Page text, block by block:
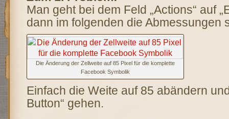
Man geht bei dem Feld „Actions“ auf
dann im folgenden die Abmessungen
Die Änderung der Zellweite auf 85 Pixel für die komplette
Facebook Symbolik
Einfach die Weite auf 85 abändern
Button“ gehen.